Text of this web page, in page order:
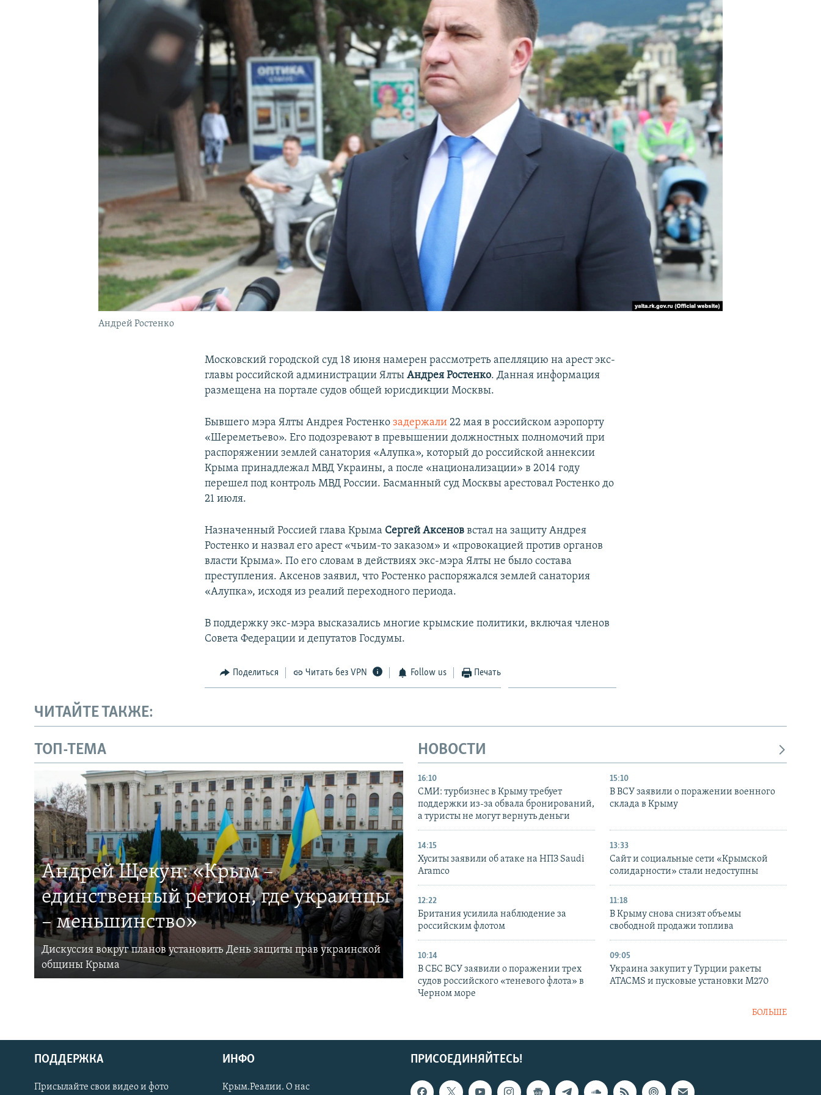
Українською
Андрей Ростенко
Московский городской суд 18 июня намерен рассмотреть апелляцию на арест экс-
главы российской администрации Ялты Андрея Ростенко. Данная информация
размещена на портале судов общей юрисдикции Москвы.
Бывшего мэра Ялты Андрея Ростенкозадержали 22 мая в российском аэропорту
«Шереметьево». Его подозревают в превышении должностных полномочий при
распоряжении землей санатория «Алупка», который до российской аннексии
Крыма принадлежал МВД Украины, а после «национализации» в 2014 году
перешел под контроль МВД России. Басманный суд Москвы арестовал Ростенко до
21 июля.
Назначенный Россией глава Крыма Сергей Аксенов встал на защиту Андрея
Ростенко и назвал его арест «чьим-то заказом» и «провокацией против органов
власти Крыма». По его словам в действиях экс-мэра Ялты не было состава
преступления. Аксенов заявил, что Ростенко распоряжался землей санатория
«Алупка», исходя из реалий переходного периода.
В поддержку экс-мэра высказались многие крымские политики, включая членов
Совета Федерации и депутатов Госдумы.
Поделиться Читать без VPN Follow us Печать
ЧИТАЙТЕ ТАКЖЕ:
ТОП-ТЕМА
Андрей Щекун: «Крым –
единственный регион, где украинцы
– меньшинство»
Дискуссия вокруг планов установить День защиты прав украинской
общины Крыма
НОВОСТИ
16:10
СМИ: турбизнес в Крыму требует
поддержки из-за обвала бронирований,
а туристы не могут вернуть деньги
15:10
В ВСУ заявили о поражении военного
склада в Крыму
14:15
Хуситы заявили об атаке на НПЗ Saudi
Aramco
13:33
Сайт и социальные сети «Крымской
солидарности» стали недоступны
12:22
Британия усилила наблюдение за
российским флотом
11:18
В Крыму снова снизят объемы
свободной продажи топлива
10:14
В СБС ВСУ заявили о поражении трех
судов российского «теневого флота» в
Черном море
09:05
Украина закупит у Турции ракеты
ATACMS и пусковые установки M270
БОЛЬШЕ
ПРИСОЕДИНЯЙТЕСЬ!
ПОДДЕРЖКА
Присылайте свои видео и фото
ИНФО
Крым.Реалии. О нас